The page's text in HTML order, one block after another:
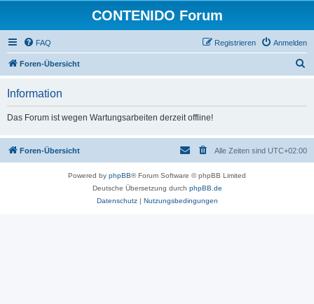
CONTENIDO Forum
FAQ Anmelden
Registrieren
Foren-Übersicht
Information
Das Forum ist wegen Wartungsarbeiten derzeit offline!
Foren-Übersicht Alle Zeiten sind UTC+02:00
Powered by phpBB® Forum Software © phpBB Limited
Deutsche Übersetzung durch phpBB.de
Datenschutz| Nutzungsbedingungen